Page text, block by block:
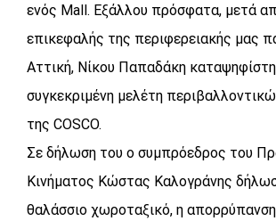
ενός Mall. Εξάλλου πρόσφατα, μετά
επικεφαλής της περιφερειακής μας
Αττική, Νίκου Παπαδάκη
συγκεκριμένη μελέτη
της COSCO.
Σε δήλωση του ο συμπρόεδρος του
Κινήματος Κώστας Καλογράνης
θαλάσσιο χωροταξικό, η